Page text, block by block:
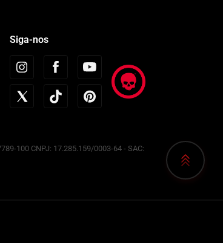
Siga-nos
100 CNPJ: 17.285.159/0003-64 - SAC: